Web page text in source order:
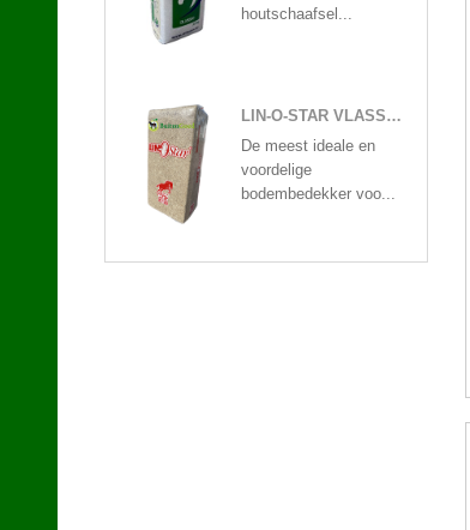
houtschaafsel...
LIN-O-STAR VLASSTROOISEL 20KG
De meest ideale en
voordelige
bodembedekker voo...